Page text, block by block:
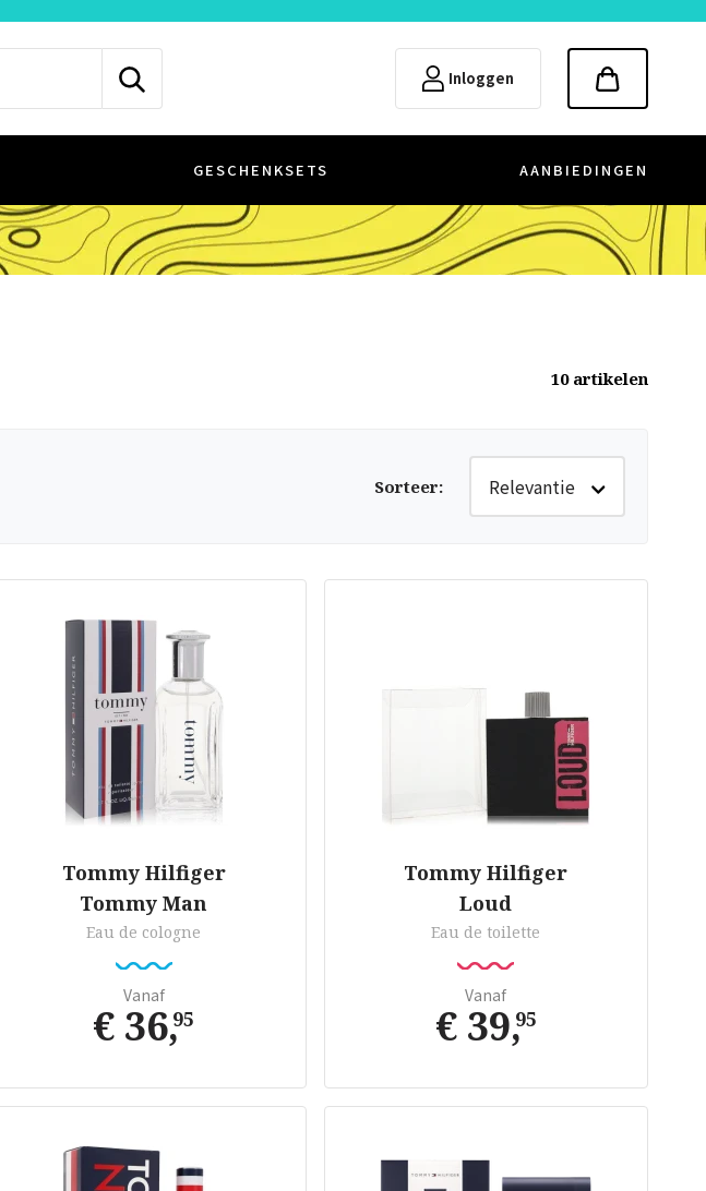
Inloggen
GESCHENKSETS AANBIEDINGEN
10 artikelen
Sorteer: Relevantie
Tommy Hilfiger
Tommy Man
Eau de cologne
Vanaf
€ 36,95
Tommy Hilfiger
Loud
Eau de toilette
Vanaf
€ 39,95